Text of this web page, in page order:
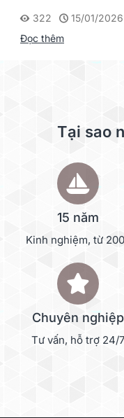
322
15/01/2026
Đọc thêm
Tại sao
15 năm
Kinh nghiệm, từ
Chuyên nghiệp
Tư vấn, hỗ trợ 24/7